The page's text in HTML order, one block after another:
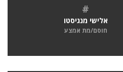
#
אלישי מנגיסטו
חוסם/מת אמצע